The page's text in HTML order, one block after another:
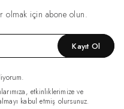
olmak için abone olun.
Kayıt Ol
etkinliklerimize ve
kabul etmiş olursunuz.